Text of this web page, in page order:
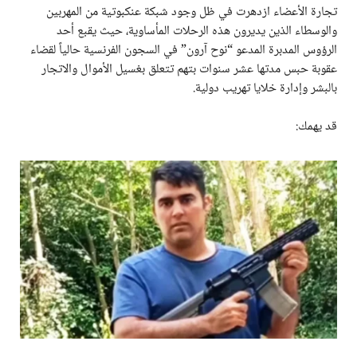
تجارة الأعضاء ازدهرت في ظل وجود شبكة عنكبوتية من المهربين
والوسطاء الذين يديرون هذه الرحلات المأساوية، حيث يقبع أحد
الرؤوس المدبرة المدعو “نوح آرون” في السجون الفرنسية حالياً لقضاء
عقوبة حبس مدتها عشر سنوات بتهم تتعلق بغسيل الأموال والاتجار
بالبشر وإدارة خلايا تهريب دولية.
قد يهمك: